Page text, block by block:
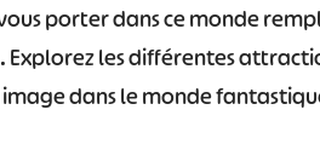
porter dans ce monde
les différentes
dans le monde